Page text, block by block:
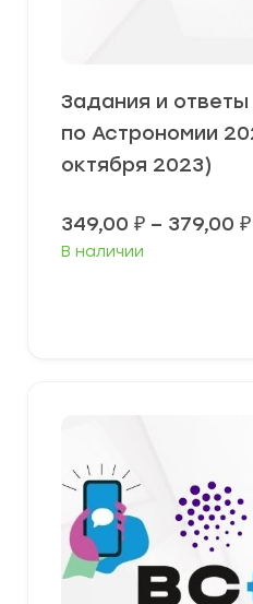
Задания и
по Астрономии
октября 2023)
349,00 ₽ – 379,00 ₽
В наличии